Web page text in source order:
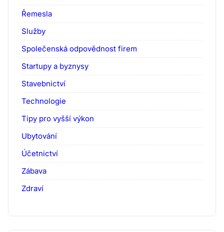
Řemesla
Služby
Společenská odpovědnost firem
Startupy a byznysy
Stavebnictví
Technologie
Tipy pro vyšší výkon
Ubytování
Účetnictví
Zábava
Zdraví